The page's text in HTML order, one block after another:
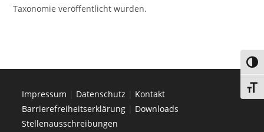
Taxonomie veröffentlicht wurden.
Impressum | Datenschutz | Kontakt
Barrierefreiheitserklärung | Downloads
Stellenausschreibungen